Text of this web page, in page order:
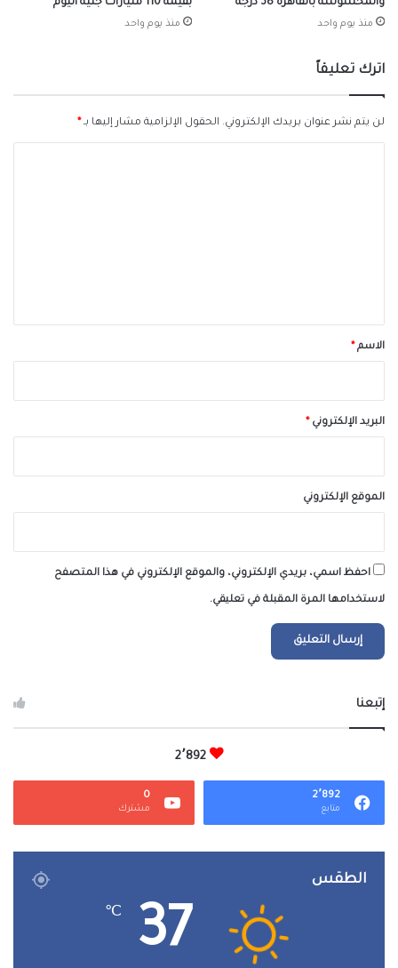
منذ يوم واحد منذ يوم واحد
اترك تعليقاً
لن يتم نشر عنوان بريدك الإلكتروني. الحقول الإلزامية مشار إليها بـ*
*الاسم*
البريد الإلكتروني*
الموقع الإلكتروني
احفظ اسمي، بريدي الإلكتروني، والموقع الإلكتروني في هذا المتصفح
لاستخدامها المرة المقبلة في تعليقي.
إتبعنا
2٬892
2٬892
متابع
0
مشترك
الطقس
37
℃